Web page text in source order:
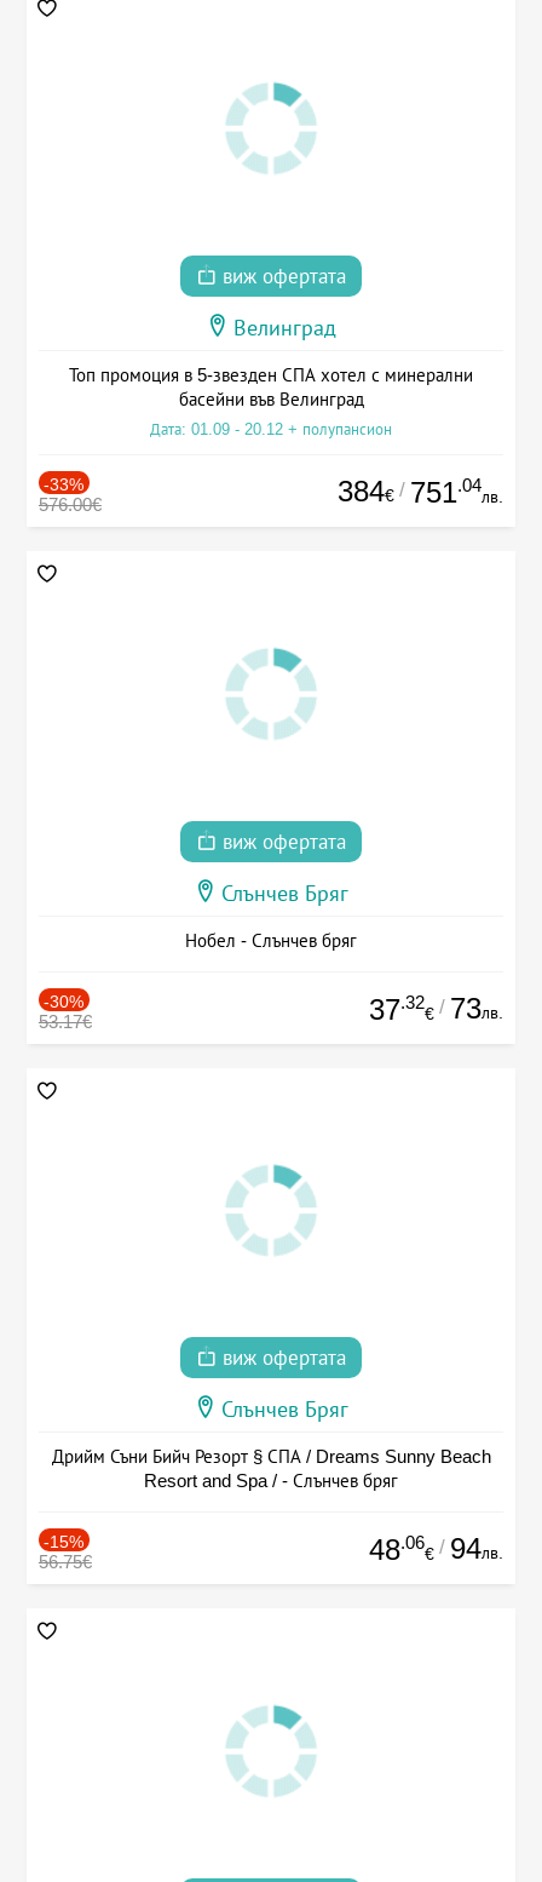
виж офертата
Велинград
Топ промоция в 5-звезден СПА хотел с минерални
басейни във Велинград
Дата: 01.09 - 20.12 + полупансион
-33%
576.00€ 384€ / 751.04
лв.
виж офертата
Слънчев Бряг
Нобел - Слънчев бряг
-30%
53.17€ 37.32
€ / 73лв.
виж офертата
Слънчев Бряг
Дрийм Съни Бийч Резорт § СПА / Dreams Sunny Beach
Resort and Spa / - Слънчев бряг
-15%
56.75€ 48.06
€ / 94лв.